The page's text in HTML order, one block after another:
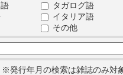
タガログ語
イタリア語
その他
※発行年月の検索は雑誌のみ対